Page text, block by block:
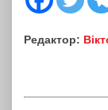
Редактор: